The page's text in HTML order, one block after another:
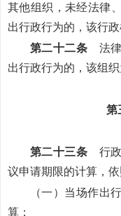
其他组织，未经法律
出行政行为的，该行政
第二十二条 法律
出行政行为的，该组织
第
第二十三条 行政
议申请期限的计算，依
（一）当场作出
算；